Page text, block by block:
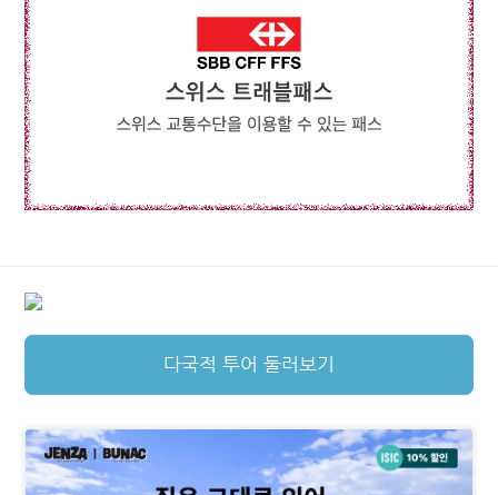
다국적 투어 둘러보기